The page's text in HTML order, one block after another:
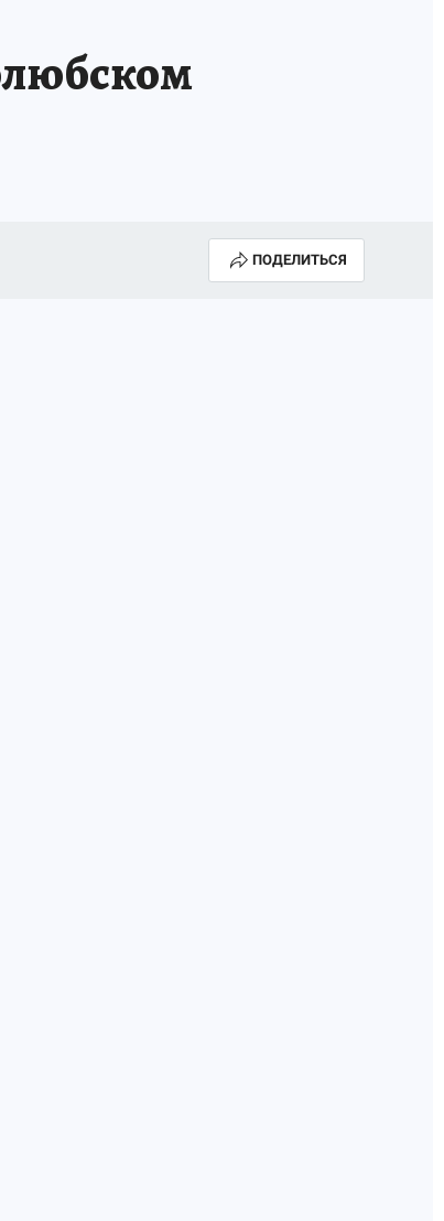
ПОДЕЛИТЬСЯ